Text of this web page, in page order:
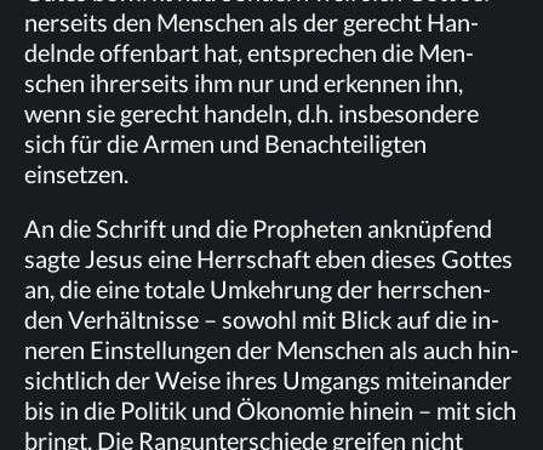
ner­seits den Men­schen als der ge­recht Han­
deln­de of­fen­bart hat, ent­spre­chen die Men­
schen ih­rer­seits ihm nur und er­ken­nen ihn,
wenn sie ge­recht han­deln, d.h. ins­be­son­de­re
sich für die Ar­men und Be­nach­tei­lig­ten
einsetzen.
An die Schrift und die Pro­phe­ten an­knüp­fend
sag­te Je­sus eine Herr­schaft eben die­ses Got­tes
an, die eine to­ta­le Um­keh­rung der herr­schen­
den Ver­hält­nis­se – so­wohl mit Blick auf die in­
ne­ren Ein­stel­lun­gen der Men­schen als auch hin­
sicht­lich der Wei­se ih­res Um­gangs mit­ein­an­der
bis in die Po­li­tik und Öko­no­mie hin­ein – mit sich
bringt. Die Rang­un­ter­schie­de grei­fen nicht